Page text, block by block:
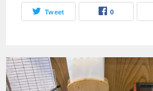
Tweet 0